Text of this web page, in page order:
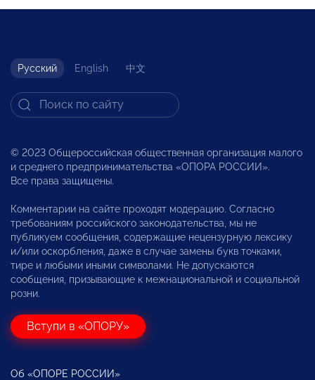
Русский English 中文
© 2023 Общероссийская общественная организация малого
и среднего предпринимательства «ОПОРА РОССИИ».
Все права защищены.
Комментарии на сайте проходят модерацию. Согласно
требованиям российского законодательства, мы не
публикуем сообщения, содержащие нецензурную лексику
и/или оскорбления, даже в случае замены букв точками,
тире и любыми иными символами. Не допускаются
сообщения, призывающие к межнациональной и социальной
розни.
Вступи в «ОПОРУ»
Об «ОПОРЕ РОССИИ»